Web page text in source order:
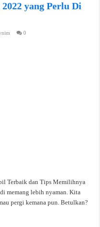
yang Perlu Di
0
Terbaik dan Tips Memilihnya
memang lebih nyaman. Kita
pergi kemana pun. Betulkan?